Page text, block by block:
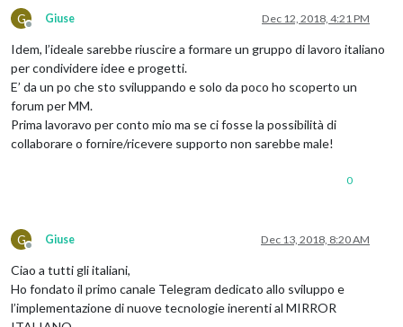
G
Offline
Giuse Dec 12, 2018, 4:21 PM
Idem, l’ideale sarebbe riuscire a formare un gruppo di lavoro italiano
per condividere idee e progetti.
E’ da un po che sto sviluppando e solo da poco ho scoperto un
forum per MM.
Prima lavoravo per conto mio ma se ci fosse la possibilità di
collaborare o fornire/ricevere supporto non sarebbe male!
0
G
Offline
Giuse Dec 13, 2018, 8:20 AM
Ciao a tutti gli italiani,
Ho fondato il primo canale Telegram dedicato allo sviluppo e
l’implementazione di nuove tecnologie inerenti al MIRROR